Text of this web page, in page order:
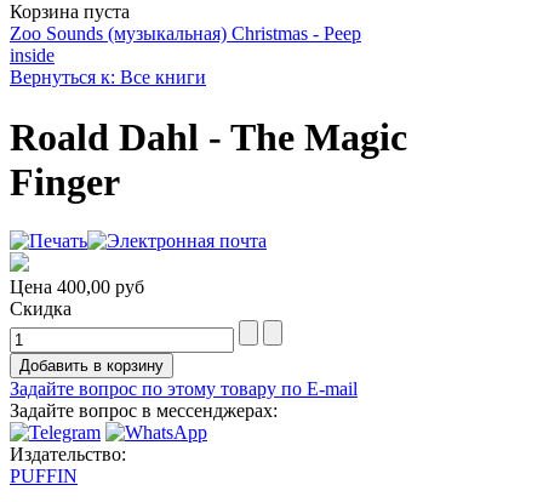
Корзина пуста
Zoo Sounds (музыкальная) Christmas - Peep
inside
Вернуться к: Все книги
Roald Dahl - The Magic
Finger
Цена 400,00 руб
Скидка
Задайте вопрос по этому товару по E-mail
Задайте вопрос в мессенджерах:
Издательство:
PUFFIN